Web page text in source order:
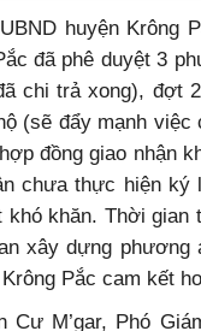
huyện Krông
đã phê duyệt 3
chi trả xong), đợt
(sẽ đẩy mạnh
đồng giao nhận
chưa thực hiện ký
khó khăn. Thời
xây dựng phương
Pắc cam kết
Cư M’gar, Phó